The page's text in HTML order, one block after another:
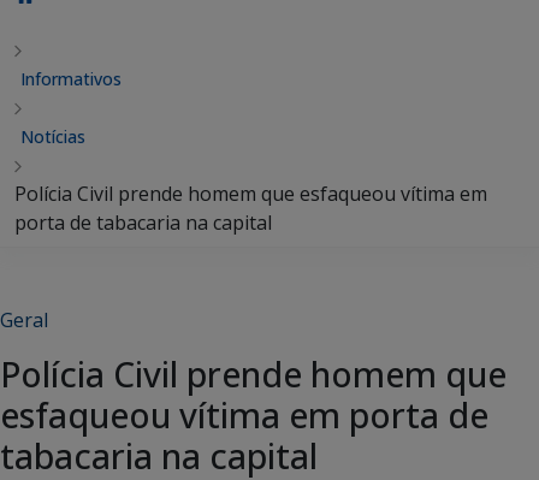
Informativos
Notícias
Polícia Civil prende homem que esfaqueou vítima em
porta de tabacaria na capital
Geral
Polícia Civil prende homem que
esfaqueou vítima em porta de
tabacaria na capital